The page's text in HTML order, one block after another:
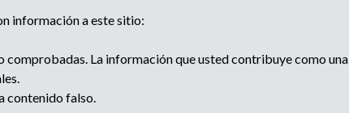
información a este sitio:
comprobadas. La información que usted contribuye como una
contenido falso.